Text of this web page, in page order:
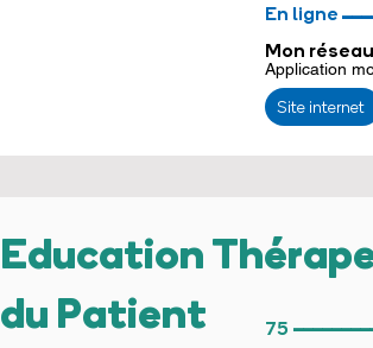
En ligne
Mon
Application
Site internet
Education
du Patient
75